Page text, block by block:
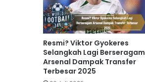
Resmi? Viktor Gyokeres
Selangkah Lagi Berseragam
Arsenal Dampak Transfer
Terbesar 2025